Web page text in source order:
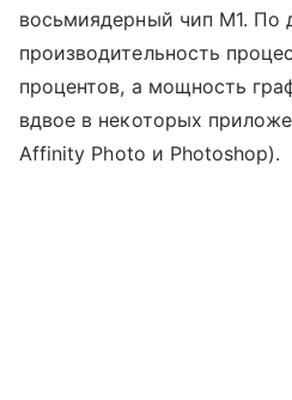
восьмиядерный чип M1. По
производительность
процентов, а мощность
вдвое в некоторых
Affinity Photo и Photoshop).